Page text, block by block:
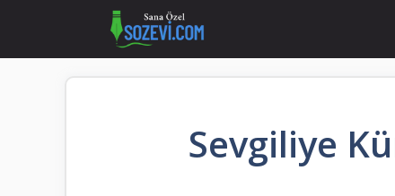
Sevgiliye